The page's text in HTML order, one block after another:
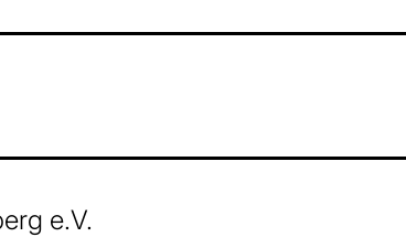
e.V.